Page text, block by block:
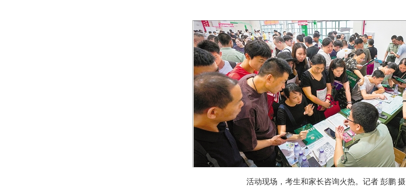
活动现场，考生和家长咨询火热。记者 彭鹏 摄